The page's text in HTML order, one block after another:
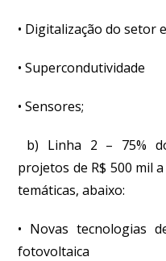
• Digitalização do setor
• Supercondutividade
• Sensores;
b) Linha 2 – 75%
projetos de R$ 500 mil
temáticas, abaixo:
• Novas tecnologias
fotovoltaica